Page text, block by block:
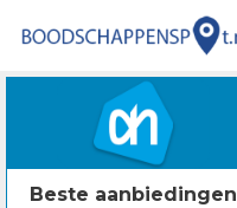
naar
Beste aanbiedingen